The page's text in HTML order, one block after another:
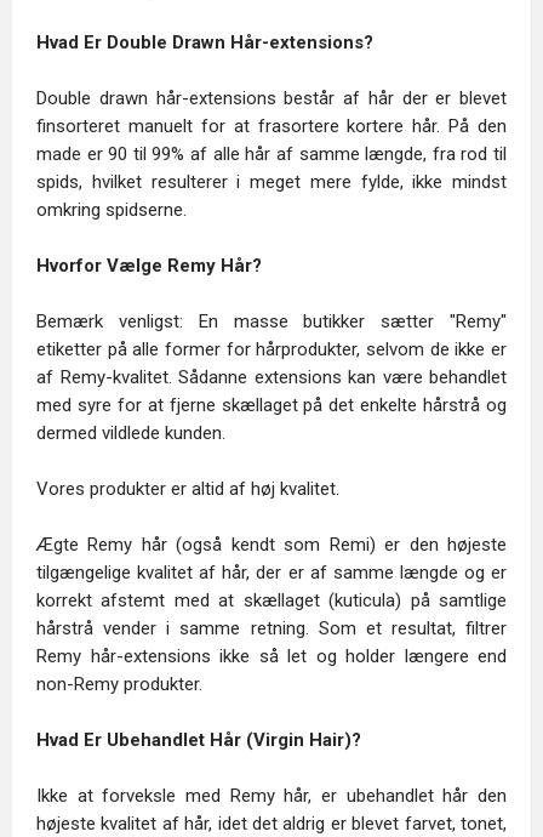
Hvad Er Double Drawn Hår-extensions?
Double drawn hår-extensions består af hår der er blevet
finsorteret manuelt for at frasortere kortere hår. På den
made er 90 til 99% af alle hår af samme længde, fra rod til
spids, hvilket resulterer i meget mere fylde, ikke mindst
omkring spidserne.
Hvorfor Vælge Remy Hår?
Bemærk venligst: En masse butikker sætter "Remy"
etiketter på alle former for hårprodukter, selvom de ikke er
af Remy-kvalitet. Sådanne extensions kan være behandlet
med syre for at fjerne skællaget på det enkelte hårstrå og
dermed vildlede kunden.
Vores produkter er altid af høj kvalitet.
Ægte Remy hår (også kendt som Remi) er den højeste
tilgængelige kvalitet af hår, der er af samme længde og er
korrekt afstemt med at skællaget (kuticula) på samtlige
hårstrå vender i samme retning. Som et resultat, filtrer
Remy hår-extensions ikke så let og holder længere end
non-Remy produkter.
Hvad Er Ubehandlet Hår (Virgin Hair)?
Ikke at forveksle med Remy hår, er ubehandlet hår den
højeste kvalitet af hår, idet det aldrig er blevet farvet, tonet,